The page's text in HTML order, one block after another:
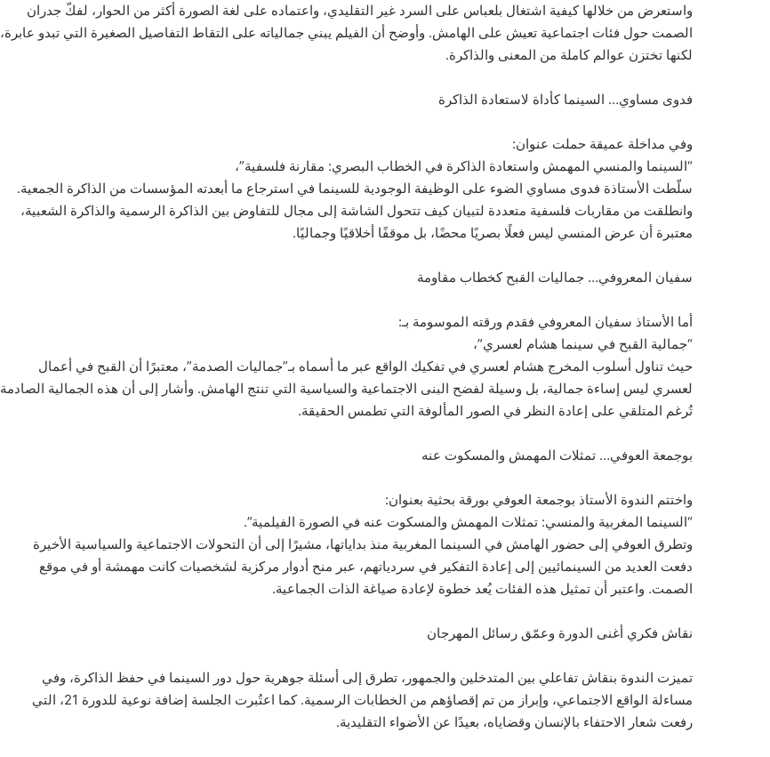
واستعرض من خلالها كيفية اشتغال بلعباس على السرد غير التقليدي، واعتماده على لغة الصورة أكثر من الحوار، لفكّ جدران
الصمت حول فئات اجتماعية تعيش على الهامش. وأوضح أن الفيلم يبني جمالياته على التقاط التفاصيل الصغيرة التي تبدو عابرة،
لكنها تختزن عوالم كاملة من المعنى والذاكرة.
فدوى مساوي… السينما كأداة لاستعادة الذاكرة
وفي مداخلة عميقة حملت عنوان:
“السينما والمنسي المهمش واستعادة الذاكرة في الخطاب البصري: مقارنة فلسفية”،
سلّطت الأستاذة فدوى مساوي الضوء على الوظيفة الوجودية للسينما في استرجاع ما أبعدته المؤسسات من الذاكرة الجمعية.
وانطلقت من مقاربات فلسفية متعددة لتبيان كيف تتحول الشاشة إلى مجال للتفاوض بين الذاكرة الرسمية والذاكرة الشعبية،
معتبرة أن عرض المنسي ليس فعلًا بصريًا محضًا، بل موقفًا أخلاقيًا وجماليًا.
سفيان المعروفي… جماليات القبح كخطاب مقاومة
أما الأستاذ سفيان المعروفي فقدم ورقته الموسومة بـ:
“جمالية القبح في سينما هشام لعسري”،
حيث تناول أسلوب المخرج هشام لعسري في تفكيك الواقع عبر ما أسماه بـ”جماليات الصدمة”، معتبرًا أن القبح في أعمال
لعسري ليس إساءة جمالية، بل وسيلة لفضح البنى الاجتماعية والسياسية التي تنتج الهامش. وأشار إلى أن هذه الجمالية الصادمة
تُرغم المتلقي على إعادة النظر في الصور المألوفة التي تطمس الحقيقة.
بوجمعة العوفي… تمثلات المهمش والمسكوت عنه
واختتم الندوة الأستاذ بوجمعة العوفي بورقة بحثية بعنوان:
“السينما المغربية والمنسي: تمثلات المهمش والمسكوت عنه في الصورة الفيلمية”.
وتطرق العوفي إلى حضور الهامش في السينما المغربية منذ بداياتها، مشيرًا إلى أن التحولات الاجتماعية والسياسية الأخيرة
دفعت العديد من السينمائيين إلى إعادة التفكير في سردياتهم، عبر منح أدوار مركزية لشخصيات كانت مهمشة أو في موقع
الصمت. واعتبر أن تمثيل هذه الفئات يُعد خطوة لإعادة صياغة الذات الجماعية.
نقاش فكري أغنى الدورة وعمّق رسائل المهرجان
تميزت الندوة بنقاش تفاعلي بين المتدخلين والجمهور، تطرق إلى أسئلة جوهرية حول دور السينما في حفظ الذاكرة، وفي
مساءلة الواقع الاجتماعي، وإبراز من تم إقصاؤهم من الخطابات الرسمية. كما اعتُبرت الجلسة إضافة نوعية للدورة 21، التي
رفعت شعار الاحتفاء بالإنسان وقضاياه، بعيدًا عن الأضواء التقليدية.